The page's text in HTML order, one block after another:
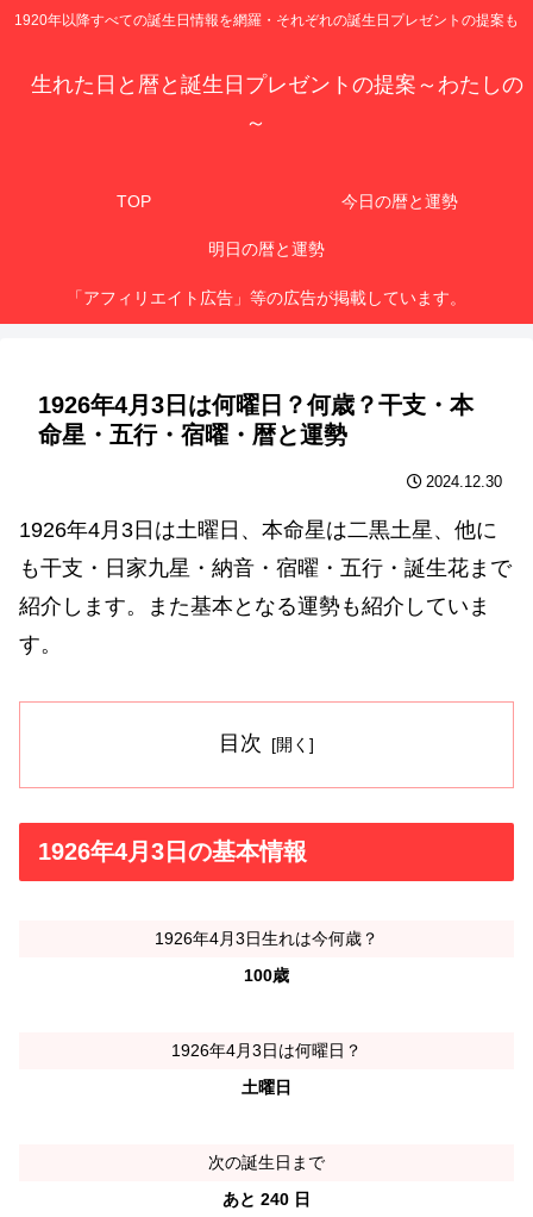
1920年以降すべての誕生日情報を網羅・それぞれの誕生日プレゼントの提案も
生れた日と暦と誕生日プレゼントの提案～わたしの
～
TOP 今日の暦と運勢
明日の暦と運勢
「アフィリエイト広告」等の広告が掲載しています。
1926年4月3日は何曜日？何歳？干支・本
命星・五行・宿曜・暦と運勢
2024.12.30
1926年4月3日は土曜日、本命星は二黒土星、他に
も干支・日家九星・納音・宿曜・五行・誕生花まで
紹介します。また基本となる運勢も紹介していま
す。
目次
1926年4月3日の基本情報
1926年4月3日生れは今何歳？
100歳
1926年4月3日は何曜日？
土曜日
次の誕生日まで
あと 240 日